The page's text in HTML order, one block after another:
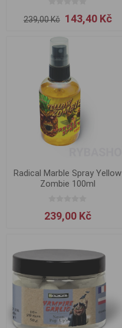
239,00 Kč 143,40 Kč
Radical Marble Spray Yellow
Zombie 100ml
239,00 Kč